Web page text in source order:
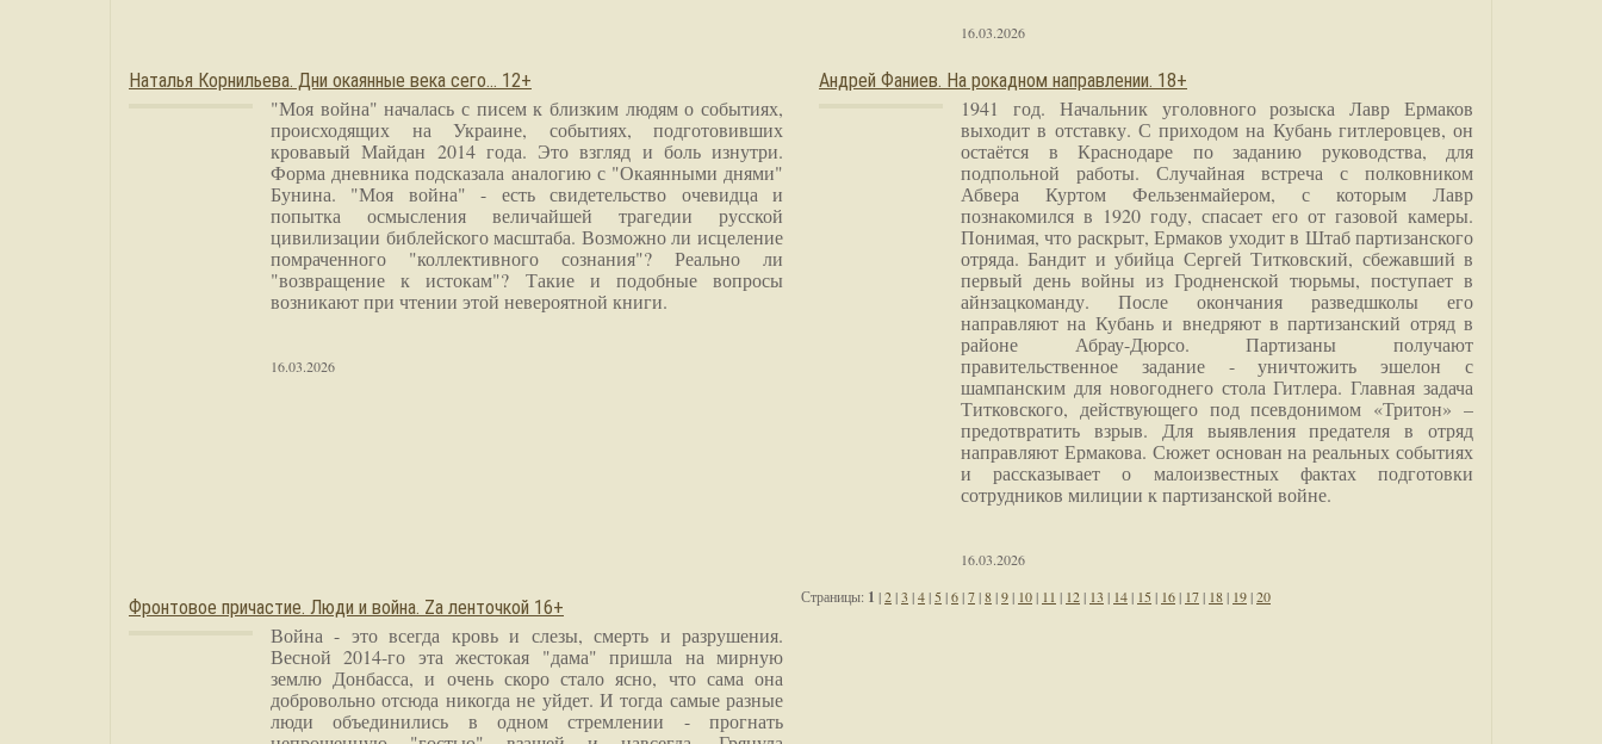
16.03.2026
Наталья Корнильева. Дни окаянные века сего… 12+
"Моя война" началась с писем к близким людям о событиях,
происходящих на Украине, событиях, подготовивших
кровавый Майдан 2014 года. Это взгляд и боль изнутри.
Форма дневника подсказала аналогию с "Окаянными днями"
Бунина. "Моя война" - есть свидетельство очевидца и
попытка осмысления величайшей трагедии русской
цивилизации библейского масштаба. Возможно ли исцеление
помраченного "коллективного сознания"? Реально ли
"возвращение к истокам"? Такие и подобные вопросы
возникают при чтении этой невероятной книги.
16.03.2026
Андрей Фаниев. На рокадном направлении. 18+
1941 год. Начальник уголовного розыска Лавр Ермаков
выходит в отставку. С приходом на Кубань гитлеровцев, он
остаётся в Краснодаре по заданию руководства, для
подпольной работы. Случайная встреча с полковником
Абвера Куртом Фельзенмайером, с которым Лавр
познакомился в 1920 году, спасает его от газовой камеры.
Понимая, что раскрыт, Ермаков уходит в Штаб партизанского
отряда. Бандит и убийца Сергей Титковский, сбежавший в
первый день войны из Гродненской тюрьмы, поступает в
айнзацкоманду. После окончания разведшколы его
направляют на Кубань и внедряют в партизанский отряд в
районе Абрау-Дюрсо. Партизаны получают
правительственное задание - уничтожить эшелон с
шампанским для новогоднего стола Гитлера. Главная задача
Титковского, действующего под псевдонимом «Тритон» –
предотвратить взрыв. Для выявления предателя в отряд
направляют Ермакова. Сюжет основан на реальных событиях
и рассказывает о малоизвестных фактах подготовки
сотрудников милиции к партизанской войне.
16.03.2026
Фронтовое причастие. Люди и война. Zа ленточкой 16+
Война - это всегда кровь и слезы, смерть и разрушения.
Весной 2014-го эта жестокая "дама" пришла на мирную
землю Донбасса, и очень скоро стало ясно, что сама она
добровольно отсюда никогда не уйдет. И тогда самые разные
люди объединились в одном стремлении - прогнать
Страницы: 1 |2|3 |4| 5 |6|7|8|9| 10| 11 | 12| 13 | 14| 15 | 16| 17| 18| 19|20